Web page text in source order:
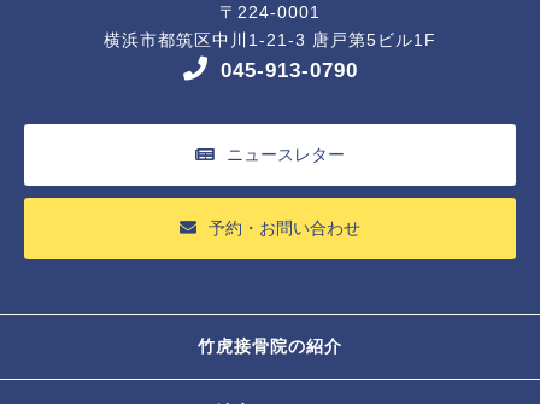
〒224-0001
横浜市都筑区中川1-21-3 唐戸第5ビル1F
045-913-0790
ニュースレター
予約・お問い合わせ
竹虎接骨院の紹介